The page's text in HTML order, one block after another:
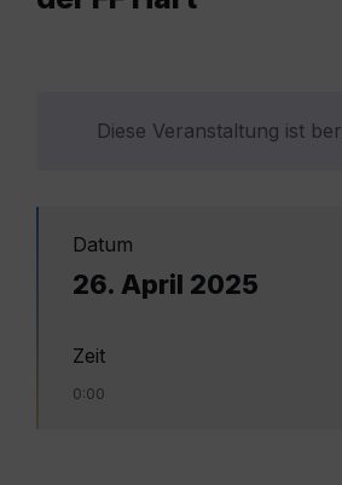
Diese Veranstaltung ist
Datum
26. April 2025
Zeit
0:00